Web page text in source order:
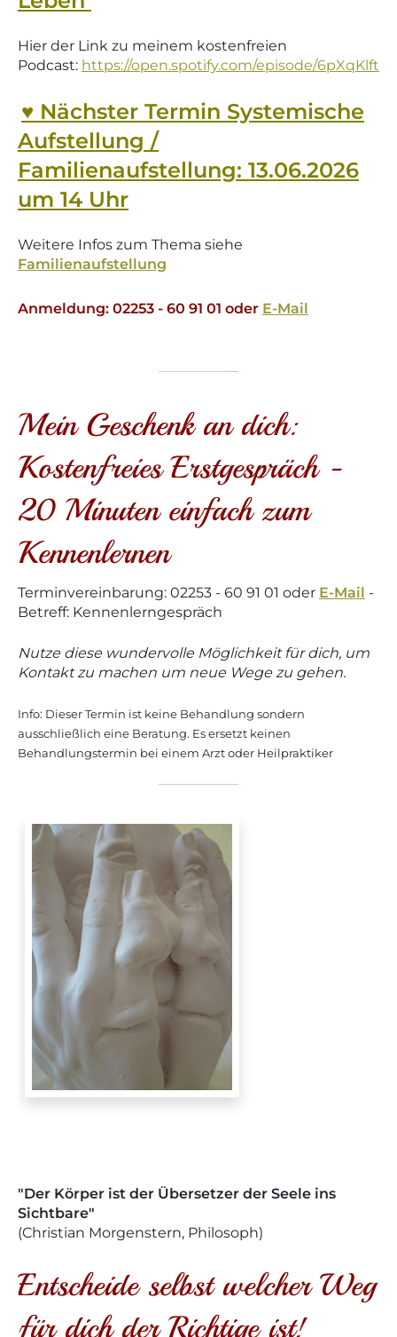
Hier der Link zu meinem kostenfreien
Podcast: https://open.spotify.com/episode/
♥ Nächster Termin Systemische
Aufstellung /
Familienaufstellung: 13.06.2026
um 14 Uhr
Weitere Infos zum Thema siehe
Familienaufstellung
Anmeldung: 02253 - 60 91 01 oder E-Mail
Mein Geschenk an dich:
Kostenfreies Erstgespräch -
20 Minuten einfach zum
Kennenlernen
Terminvereinbarung: 02253 - 60 91 01 oder E-Mail -
Betreff: Kennenlerngespräch
Nutze diese wundervolle Möglichkeit für dich, um
Kontakt zu machen um neue Wege zu gehen.
Info: Dieser Termin ist keine Behandlung sondern
ausschließlich eine Beratung. Es ersetzt keinen
Behandlungstermin bei einem Arzt oder Heilpraktiker
"Der Körper ist der Übersetzer der Seele ins
Sichtbare"
(Christian Morgenstern, Philosoph)
Entscheide selbst welcher Weg
für dich der Richtige ist!